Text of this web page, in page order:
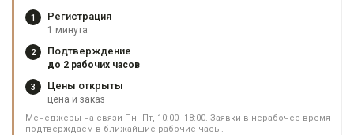
1 Регистрация
1 минута
2 Подтверждение
до 2 рабочих часов
3 Цены открыты
цена и заказ
Менеджеры на связи Пн–Пт, 10:00–18:00. Заявки в нерабочее время
подтверждаем в ближайшие рабочие часы.